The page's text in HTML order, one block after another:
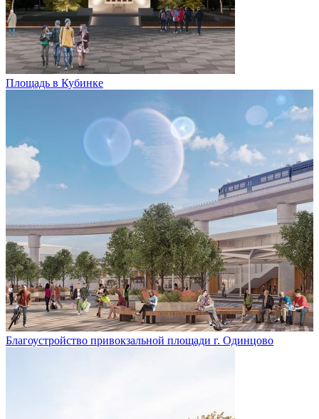
Площадь в Кубинке
Благоустройство привокзальной площади г. Одинцово